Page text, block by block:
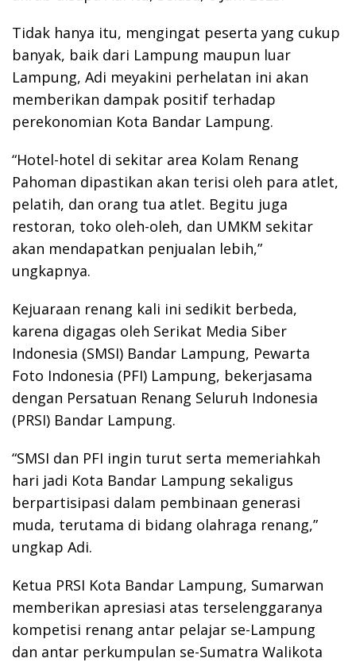
Tidak hanya itu, mengingat peserta yang cukup
banyak, baik dari Lampung maupun luar
Lampung, Adi meyakini perhelatan ini akan
memberikan dampak positif terhadap
perekonomian Kota Bandar Lampung.
“Hotel-hotel di sekitar area Kolam Renang
Pahoman dipastikan akan terisi oleh para atlet,
pelatih, dan orang tua atlet. Begitu juga
restoran, toko oleh-oleh, dan UMKM sekitar
akan mendapatkan penjualan lebih,”
ungkapnya.
Kejuaraan renang kali ini sedikit berbeda,
karena digagas oleh Serikat Media Siber
Indonesia (SMSI) Bandar Lampung, Pewarta
Foto Indonesia (PFI) Lampung, bekerjasama
dengan Persatuan Renang Seluruh Indonesia
(PRSI) Bandar Lampung.
“SMSI dan PFI ingin turut serta memeriahkah
hari jadi Kota Bandar Lampung sekaligus
berpartisipasi dalam pembinaan generasi
muda, terutama di bidang olahraga renang,”
ungkap Adi.
Ketua PRSI Kota Bandar Lampung, Sumarwan
memberikan apresiasi atas terselenggaranya
kompetisi renang antar pelajar se-Lampung
dan antar perkumpulan se-Sumatra Walikota